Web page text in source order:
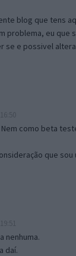
blog que tens
problema, eu que
se e possivel
como beta
que sou
nenhuma.
daí.